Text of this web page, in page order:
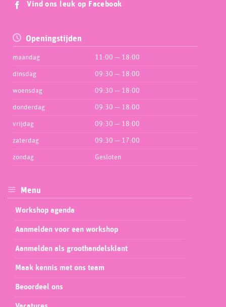
Vind ons leuk op Facebook
Openingstijden
maandag 11:00 — 18:00
dinsdag 09:30 — 18:00
woensdag 09:30 — 18:00
donderdag 09:30 — 18:00
vrijdag 09:30 — 18:00
zaterdag 09:30 — 17:00
zondag Gesloten
Menu
Workshop agenda
Aanmelden voor een workshop
Aanmelden als groothandelsklant
Maak kennis met ons team
Beoordeel ons